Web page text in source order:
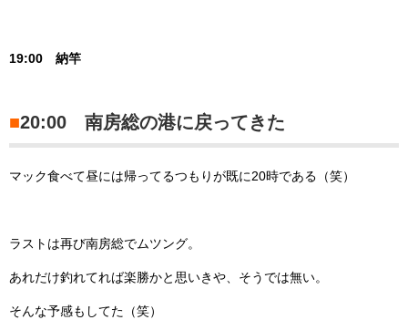
19:00 納竿
■20:00 南房総の港に戻ってきた
マック食べて昼には帰ってるつもりが既に20時である（笑）
ラストは再び南房総でムツング。
あれだけ釣れてれば楽勝かと思いきや、そうでは無い。
そんな予感もしてた（笑）